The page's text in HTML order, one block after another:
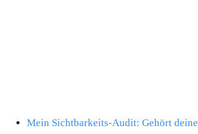
Mein Sichtbarkeits-Audit: Gehört